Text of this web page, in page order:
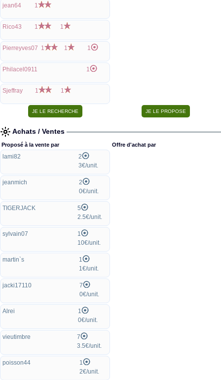
jean64 1
Rico43 1 1
Pierreyves07 1 1 1
Philacel0911 1
Sjeffray 1 1
Achats / Ventes
Proposé à la vente par
lami82
2
3€/unit.
jeanmich
2
0€/unit.
TIGERJACK
5
2.5€/unit.
sylvain07
1
10€/unit.
martin`s
1
1€/unit.
jacki17110
7
0€/unit.
Alrei
1
0€/unit.
vieutimbre
7
3.5€/unit.
poisson44
1
2€/unit.
Offre d'achat par